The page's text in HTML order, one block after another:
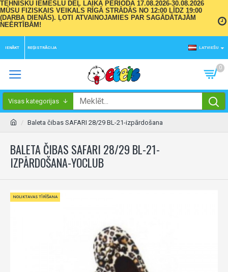
TEHNISKU IEMESLU DĒĻ LAIKA PERIODĀ 17.08.2026-30.08.2026
MŪSU FIZISKAIS VEIKALS RĪGĀ STRĀDĀS NO 12:00 LĪDZ 19:00
(DARBA DIENĀS). ĻOTI ATVAINOJAMIES PAR SAGĀDĀTAJĀM
NEĒRTĪBĀM!
IENĀKT REĢISTRĀCIJA LATVIEŠU
0
Visas kategorijas
Baleta čibas SAFARI 28/29 BL-21-izpārdošana
BALETA ČIBAS SAFARI 28/29 BL-21-
IZPĀRDOŠANA-YOCLUB
NOLIKTAVAS TĪRĪŠANA
NOLIKTAVAS TĪRĪŠANA